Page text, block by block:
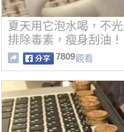
夏天用它泡水喝，不
排除毒素，瘦身刮油！
7809觀看